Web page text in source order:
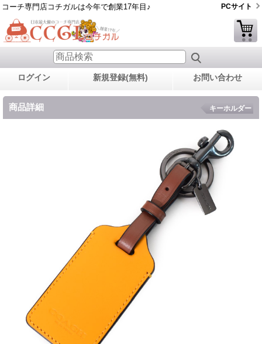
コーチ専門店コチガルは今年で創業17年目♪ PCサイト
ログイン 新規登録(無料) お問い合わせ
商品詳細 キーホルダー